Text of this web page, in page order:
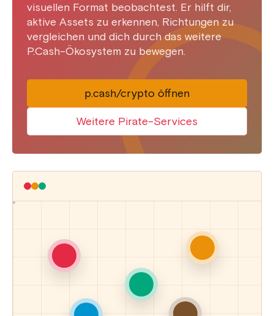
visuellen Format beobachtest. Er hilft dir,
aktive Assets zu erkennen, Richtungen zu
vergleichen und dich durch das weitere
P.Cash-Ökosystem zu bewegen.
p.cash/crypto öffnen
Weitere Pirate-Services